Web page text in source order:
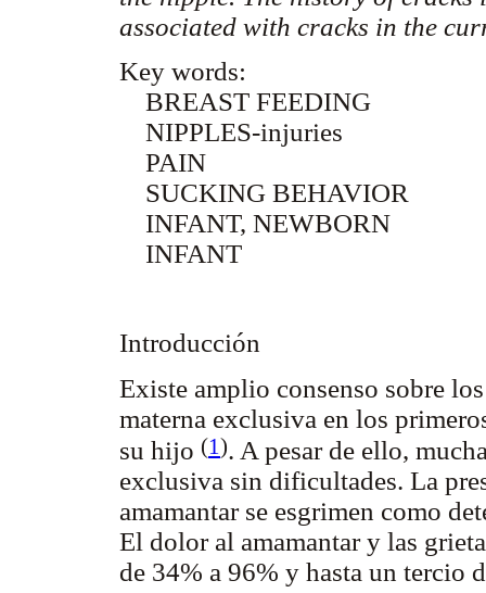
associated with cracks in the
Key words:
BREAST FEEDING
NIPPLES-injuries
PAIN
SUCKING BEHAVIOR
INFANT, NEWBORN
INFANT
Introducción
Existe amplio consenso sobre
materna exclusiva en los
su hijo (1). A pesar de ello,
exclusiva sin dificultades. La
amamantar se esgrimen como
El dolor al amamantar y las
de 34% a 96% y hasta un tercio